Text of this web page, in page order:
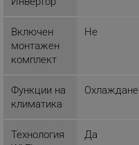
Включен
монтажен
комплект
Не
Функции на
климатика
Охлаждане
Технология
Да
Google Privacy Policy